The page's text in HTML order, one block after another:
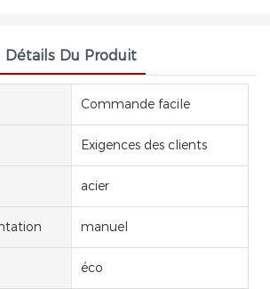
Détails Du Produit
Commande facile
Exigences des clients
acier
manuel
éco